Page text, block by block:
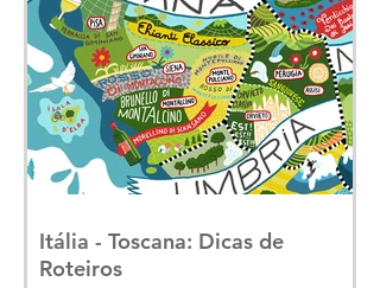
Itália - Toscana: Dicas de
Roteiros